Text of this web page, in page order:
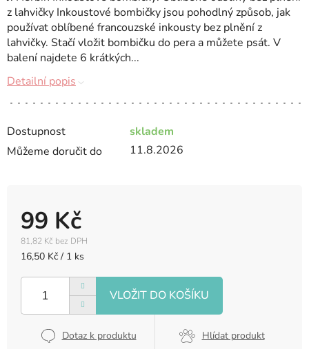
Dostupnost
skladem
Můžeme doručit do
11.8.2026
99 Kč
81,82 Kč bez DPH
Měrná
16,50 Kč / 1 ks
Dotaz k produktu Hlídat produkt
z lahvičky Inkoustové bombičky jsou pohodlný způsob, jak
používat oblíbené francouzské inkousty bez plnění z
lahvičky. Stačí vložit bombičku do pera a můžete psát. V
balení najdete 6 krátkých...
Detailní popis